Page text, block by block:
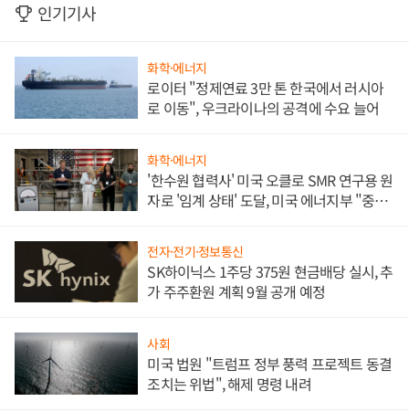
인기기사
화학·에너지
로이터 "정제연료 3만 톤 한국에서 러시아
로 이동", 우크라이나의 공격에 수요 늘어
화학·에너지
'한수원 협력사' 미국 오클로 SMR 연구용 원
자로 '임계 상태' 도달, 미국 에너지부 "중요
전자·전기·정보통신
SK하이닉스 1주당 375원 현금배당 실시, 추
가 주주환원 계획 9월 공개 예정
사회
미국 법원 "트럼프 정부 풍력 프로젝트 동결
조치는 위법", 해제 명령 내려